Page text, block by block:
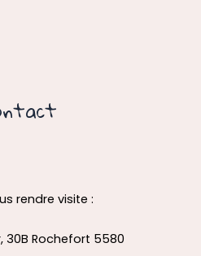
rendre visite :
30B Rochefort 5580